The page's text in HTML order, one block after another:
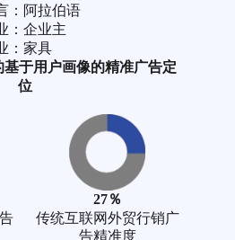
：阿拉伯语
：企业主
：家具
基于用户画像的精准广告定
位
27％
传统互联网外贸行销广
告精准度